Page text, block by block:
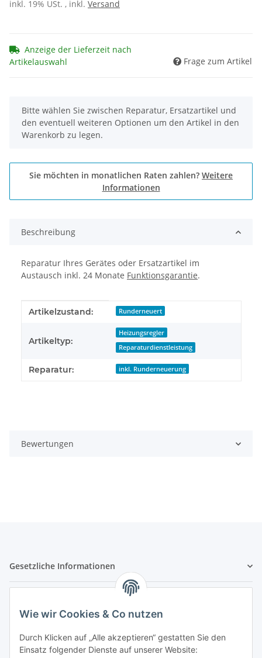
Wie wir Cookies & Co nutzen
Durch Klicken auf „Alle akzeptieren“ gestatten Sie den
Einsatz folgender Dienste auf unserer Website:
inkl. 19% USt. , inkl. Versand
Anzeige der Lieferzeit nach
Artikelauswahl
Frage zum Artikel
x
Bitte wählen Sie zwischen Reparatur, Ersatzartikel und
den eventuell weiteren Optionen um den Artikel in den
Warenkorb zu legen.
Sie möchten in monatlichen Raten zahlen? Weitere
Informationen
Beschreibung
Reparatur Ihres Gerätes oder Ersatzartikel im
Austausch inkl. 24 Monate Funktionsgarantie.
Produkteigenschaft
Wert
Artikelzustand: Runderneuert
Artikeltyp:
Heizungsregler
Reparaturdienstleistung
Reparatur: inkl. Runderneuerung
Bewertungen
Gesetzliche Informationen